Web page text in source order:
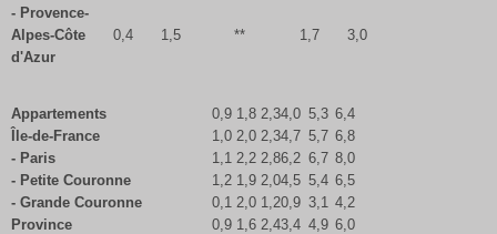
- Provence-
Alpes-Côte
d'Azur
0,4 1,5 ** 1,7 3,0
Appartements 0,9 1,8 2,34,0 5,3 6,4
Île-de-France
1,0 2,0 2,34,7 5,7 6,8
- Paris
1,1 2,2 2,86,2 6,7 8,0
- Petite Couronne
1,2 1,9 2,04,5 5,4 6,5
- Grande Couronne
0,1 2,0 1,20,9 3,1 4,2
Province
0,9 1,6 2,43,4 4,9 6,0